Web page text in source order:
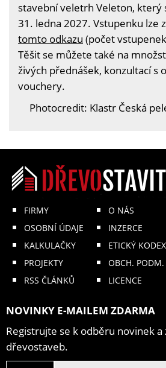
stavební veletrh Veleton, který
31. ledna 2027. Vstupenku lze
tomto odkazu (počet
Těšit se můžete také na
živých přednášek, konzultací s
vouchery.
Photocredit: Klastr Česká
FIRMY
OSOBNÍ ÚDAJE
KALKULAČKY
PROJEKTY
RSS ČLÁNKŮ
O NÁS
INZERCE
ETICKÝ KODEX
OBCH. PODM.
LICENCE
NOVINKY E-MAILEM ZDARMA
Registrujte se k odběru novinek a
dřevostaveb.